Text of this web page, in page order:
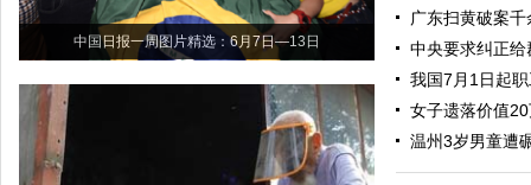
中国日报一周图片精选：6月7日—13日
广东扫黄破案
中央要求纠正
我国7月1日起
女子遗落价值
温州3岁男童遭